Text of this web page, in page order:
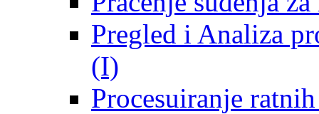
Pregled i Analiza
(I)
Procesuiranje